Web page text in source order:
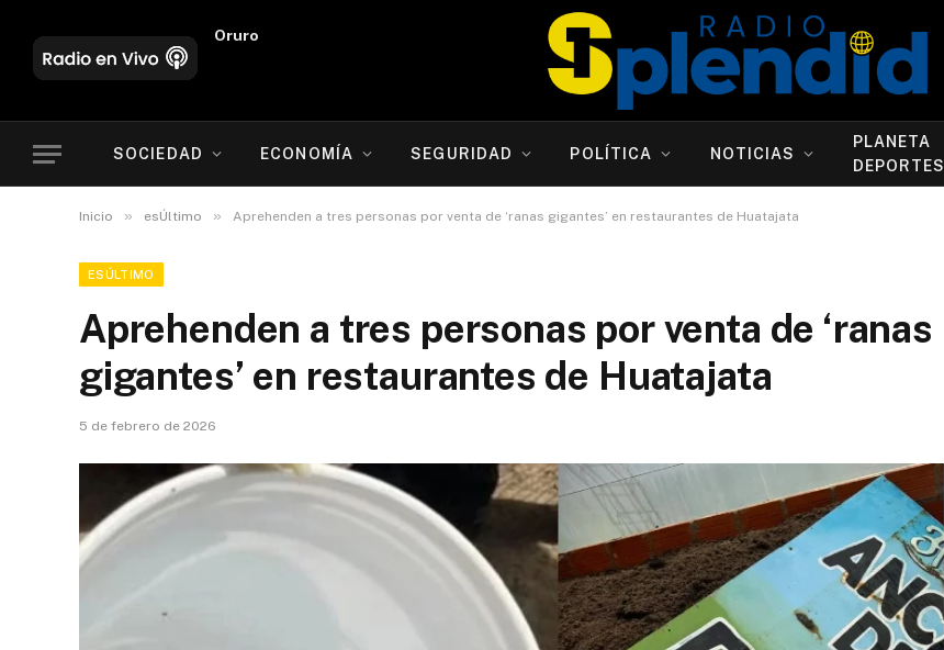
Oruro
SOCIEDAD ECONOMÍA SEGURIDAD POLÍTICA NOTICIAS
PLANETA
DEPORTES
Inicio » esÚltimo » Aprehenden a tres personas por venta de ‘ranas gigantes’ en restaurantes de Huatajata
ESÚLTIMO
Aprehenden a tres personas por venta de ‘ranas
gigantes’ en restaurantes de Huatajata
5 de febrero de 2026